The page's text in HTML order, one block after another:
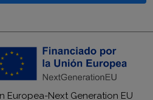
Europea-Next Generation EU